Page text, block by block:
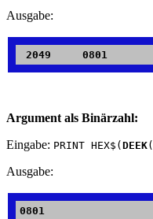
Ausgabe:
Argument als Binärzahl:
Eingabe: PRINT HEX$(DEEK
Ausgabe: